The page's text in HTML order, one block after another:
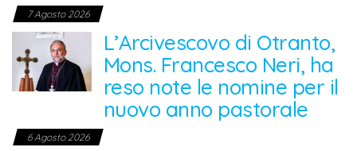
7 Agosto 2026
L’Arcivescovo di Otranto,
Mons. Francesco Neri, ha
reso note le nomine per il
nuovo anno pastorale
6 Agosto 2026